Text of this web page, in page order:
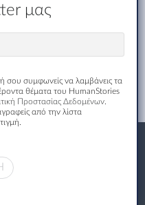
μας
σου συμφωνείς να λαμβάνεις τα
θέματα του HumanStories
Προστασίας Δεδομένων
από την λίστα